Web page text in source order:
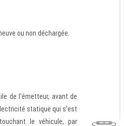
ou non déchargée.
de l'émetteur, avant de
statique qui s'est
le véhicule, par